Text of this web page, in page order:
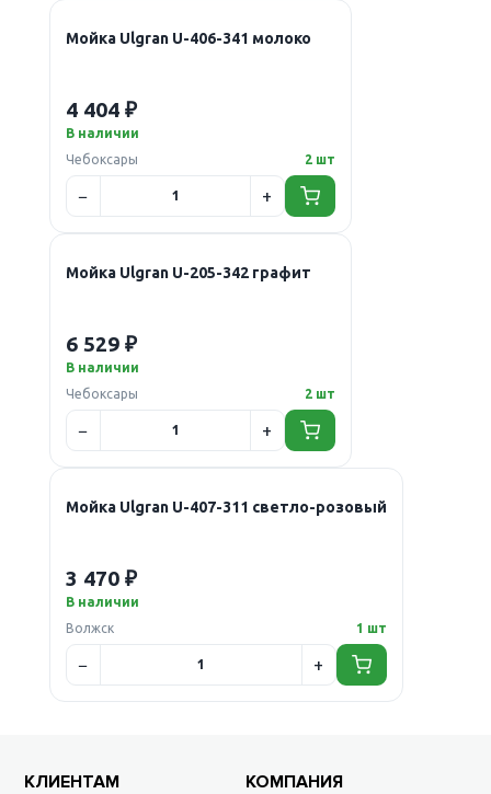
Мойка Ulgran U-406-341 молоко
4 404 ₽
В наличии
Чебоксары
2 шт
Мойка Ulgran U-205-342 графит
6 529 ₽
В наличии
Чебоксары
2 шт
Мойка Ulgran U-407-311 светло-розовый
3 470 ₽
В наличии
Волжск
1 шт
КЛИЕНТАМ КОМПАНИЯ